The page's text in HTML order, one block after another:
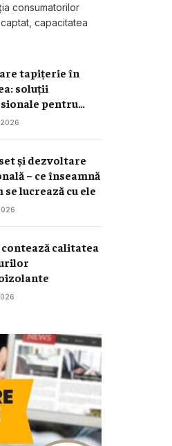
consumatorilor
capacitatea
tapițerie în
soluții
pentru
saltele și
și dezvoltare
– ce înseamnă
se lucrează cu ele
contează calitatea